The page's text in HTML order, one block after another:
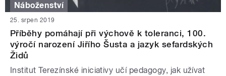
Náboženství
25. srpen 2019
Příběhy pomáhají při výchově k toleranci, 100.
výročí narození Jiřího Šusta a jazyk sefardských
Židů
Institut Terezínské iniciativy učí pedagogy, jak užívat